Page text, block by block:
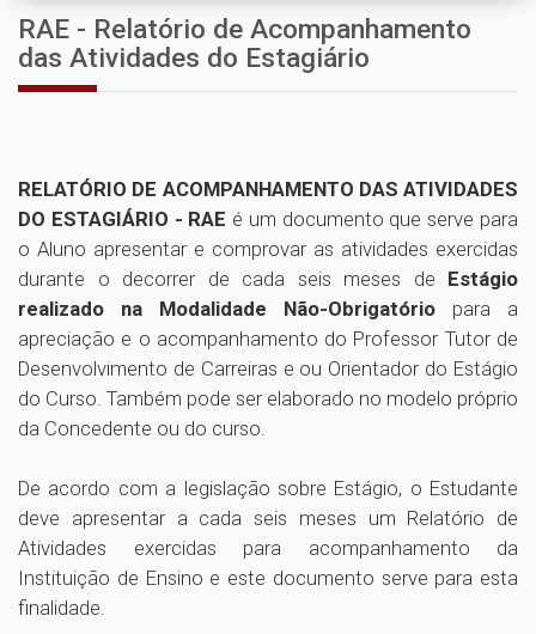
RAE - Relatório de Acompanhamento
das Atividades do Estagiário
RELATÓRIO DE ACOMPANHAMENTO DAS ATIVIDADES
DO ESTAGIÁRIO - RAE é um documento queserve para
o Aluno apresentar e comprovar as atividades exercidas
durante o decorrer de cada seis meses de Estágio
realizado na Modalidade Não-Obrigatório para a
apreciação e o acompanhamento do Professor Tutor de
Desenvolvimento de Carreiras e ou Orientador do Estágio
do Curso. Também pode ser elaborado no modelo próprio
da Concedente ou do curso.
De acordo com a legislação sobre Estágio, o Estudante
deve apresentar a cada seis meses um Relatório de
Atividades exercidas para acompanhamento da
Instituição de Ensino e este documento serve para esta
finalidade.